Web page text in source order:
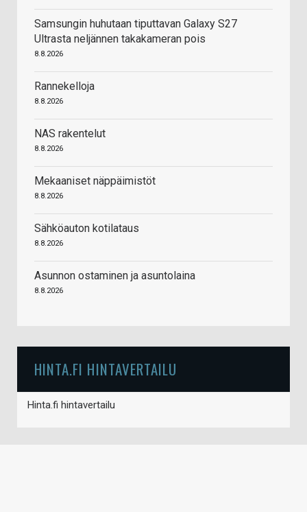
Samsungin huhutaan tiputtavan Galaxy S27
Ultrasta neljännen takakameran pois
8.8.2026
Rannekelloja
8.8.2026
NAS rakentelut
8.8.2026
Mekaaniset näppäimistöt
8.8.2026
Sähköauton kotilataus
8.8.2026
Asunnon ostaminen ja asuntolaina
8.8.2026
HINTA.FI HINTAVERTAILU
Hinta.fi hintavertailu